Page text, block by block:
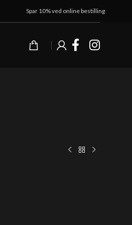
Spar 10% ved online bestilling